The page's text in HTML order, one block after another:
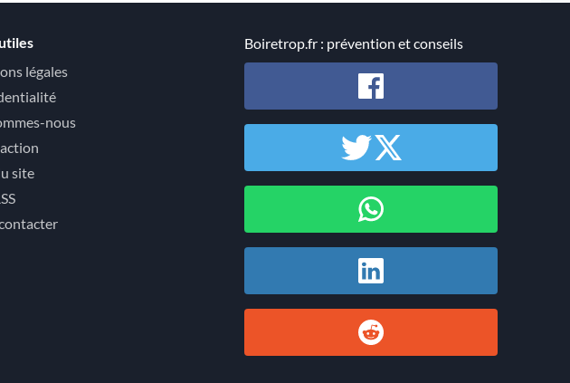
légales
nous
site
Boiretrop.fr : prévention et conseils